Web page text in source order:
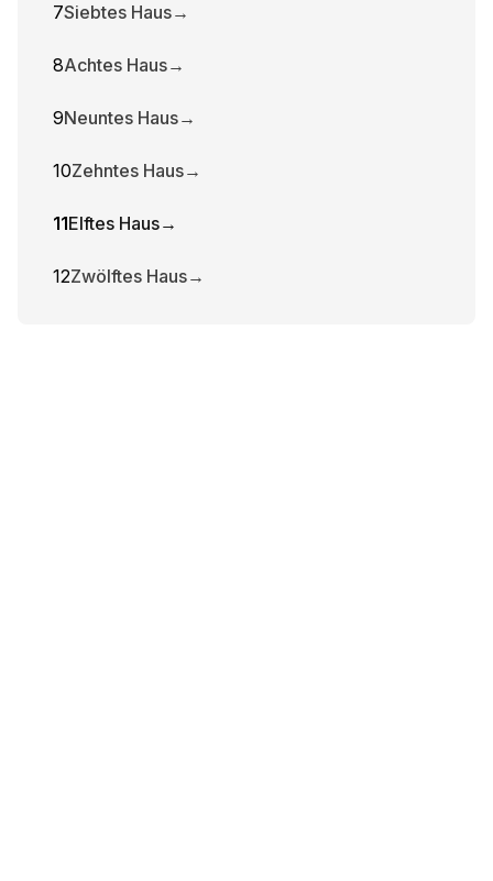
7Siebtes Haus→
8Achtes Haus→
9Neuntes Haus→
10Zehntes Haus→
11Elftes Haus→
12Zwölftes Haus→